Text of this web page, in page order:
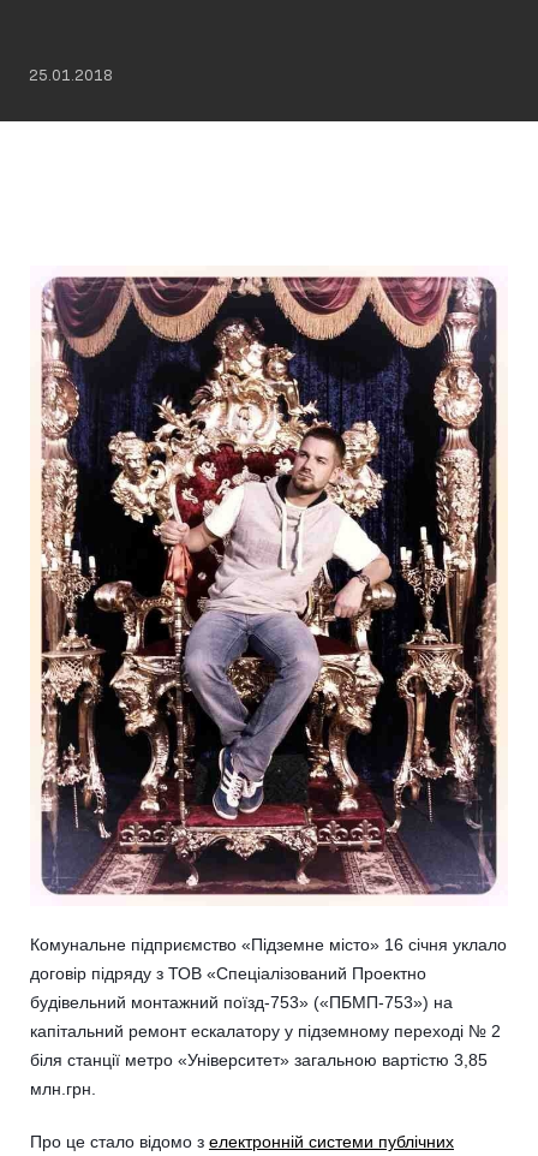
25.01.2018
Комунальне підприємство «Підземне місто» 16 січня уклало
договір підряду з ТОВ «Спеціалізований Проектно
будівельний монтажний поїзд-753» («ПБМП-753») на
капітальний ремонт ескалатору у підземному переході № 2
біля станції метро «Університет» загальною вартістю 3,85
млн.грн.
Про це стало відомо з електронній системи публічних